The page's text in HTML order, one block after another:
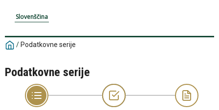
Slovenščina
/ Podatkovne serije
Podatkovne serije